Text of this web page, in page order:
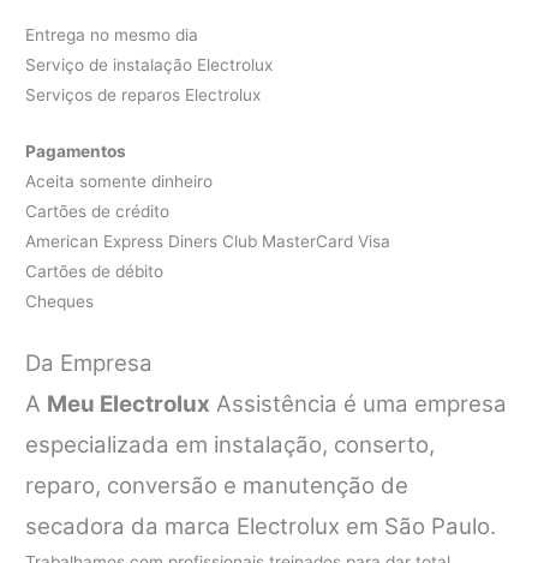
Entrega no mesmo dia
Serviço de instalação Electrolux
Serviços de reparos Electrolux
Pagamentos
Aceita somente dinheiro
Cartões de crédito
American Express Diners Club MasterCard Visa
Cartões de débito
Cheques
Da Empresa
A Meu Electrolux Assistência é uma empresa
especializada em instalação, conserto,
reparo, conversão e manutenção de
secadora da marca Electrolux em São Paulo.